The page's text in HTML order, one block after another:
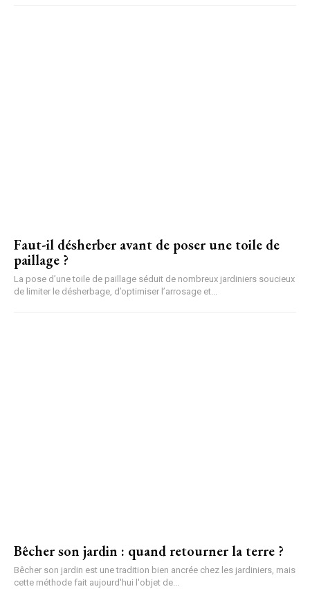
Faut-il désherber avant de poser une toile de
paillage ?
La pose d’une toile de paillage séduit de nombreux jardiniers soucieux
de limiter le désherbage, d’optimiser l’arrosage et...
Bêcher son jardin : quand retourner la terre ?
Bêcher son jardin est une tradition bien ancrée chez les jardiniers, mais
cette méthode fait aujourd'hui l'objet de...